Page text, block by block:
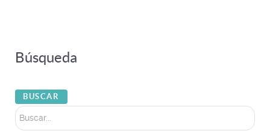
Búsqueda
BUSCAR